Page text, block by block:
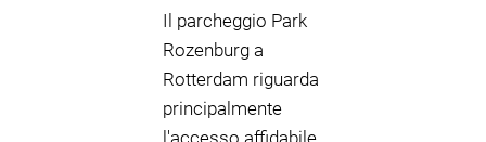
Il parcheggio Park
Rozenburg a
Rotterdam riguarda
principalmente